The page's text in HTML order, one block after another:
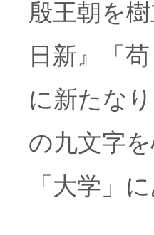
殷王朝を
日新』「
に新たな
の九文字
「大学」